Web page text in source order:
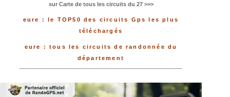
sur Carte de tous les circuits du 27 >>>
eure : le TOP50 des circuits Gps les plus
téléchargés
eure : tous les circuits de randonnée du
département